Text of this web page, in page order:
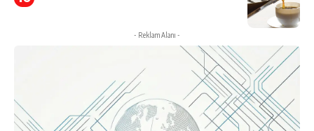
- Reklam Alanı -